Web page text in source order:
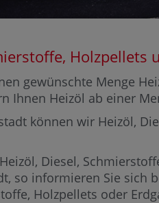
gewünschte Menge
Ihnen Heizöl ab einer
können wir Heizöl,
Diesel,
so informieren Sie sich
Holzpellets oder